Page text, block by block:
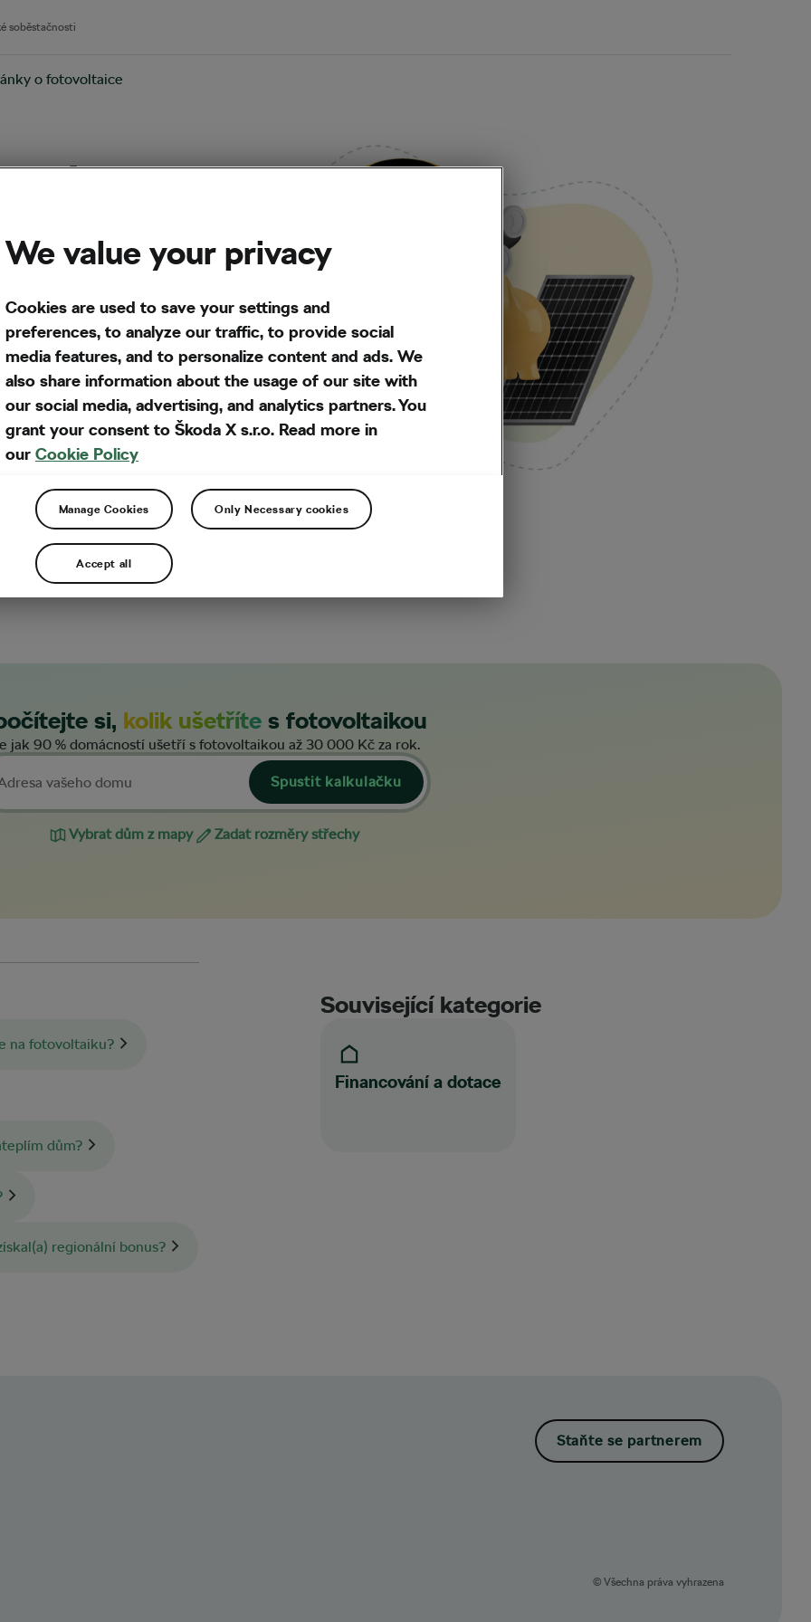
soběstačnosti
o fotovoltaice
úsporámpro rok 2026
úvěry na pořízení
představena v
článku.
prostředky, úvěrem,
a finanční instituce
energie s
si, kolik ušetřítes fotovoltaikou
jak 90 % domácností ušetří s fotovoltaikou až 30 000 Kč za rok.
Spustit kalkulačku
Vybrat dům z mapy Zadat rozměry střechy
na fotovoltaiku?
dům?
regionální bonus?
Související kategorie
Financování a dotace
Staňte se partnerem
© Všechna práva vyhrazena
We value your privacy
Cookies are used to save your settings and
preferences, to analyze our traffic, to provide social
media features, and to personalize content and ads. We
also share information about the usage of our site with
our social media, advertising, and analytics partners. You
grant your consent to Škoda X s.r.o. Read more in
our Cookie Policy
Manage Cookies Only Necessary cookies
Accept all